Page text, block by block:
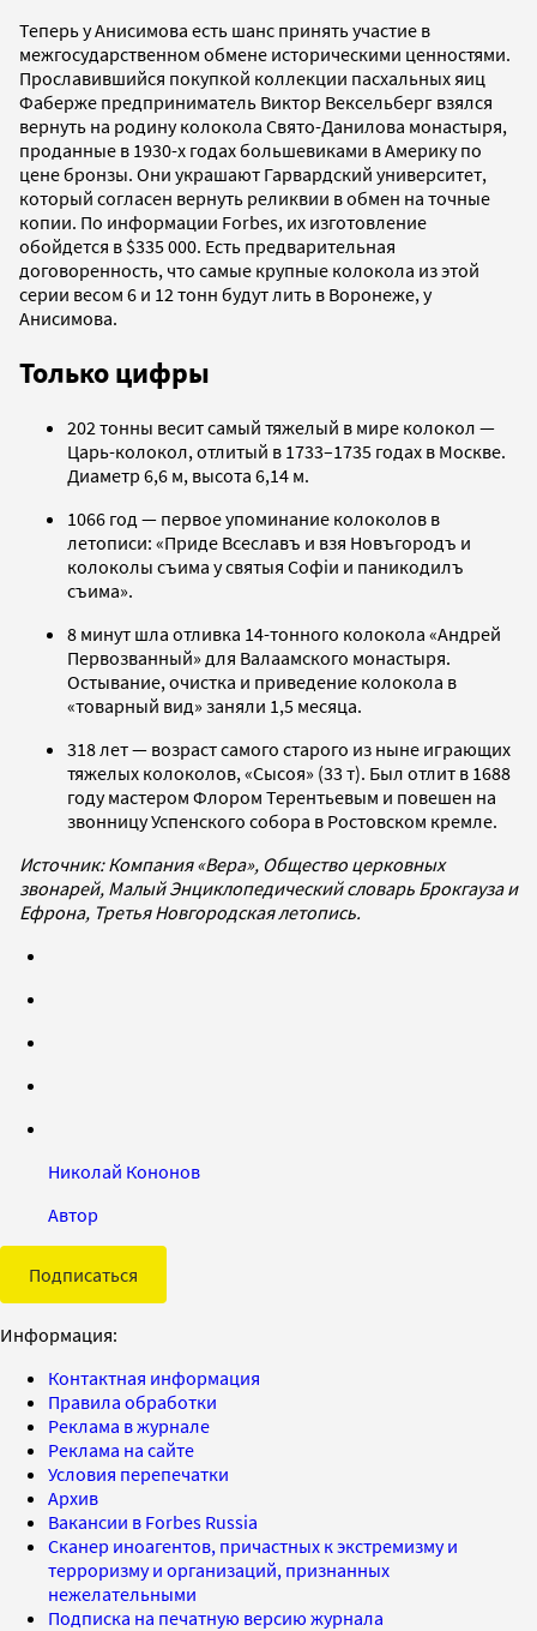
Теперь у Анисимова есть шанс принять участие в
межгосударственном обмене историческими ценностями.
Прославившийся покупкой коллекции пасхальных яиц
Фаберже предприниматель Виктор Вексельберг взялся
вернуть на родину колокола Свято-Данилова монастыря,
проданные в 1930-х годах большевиками в Америку по
цене бронзы. Они украшают Гарвардский университет,
который согласен вернуть реликвии в обмен на точные
копии. По информации Forbes, их изготовление
обойдется в $335 000. Есть предварительная
договоренность, что самые крупные колокола из этой
серии весом 6 и 12 тонн будут лить в Воронеже, у
Анисимова.
Только цифры
202 тонны весит самый тяжелый в мире колокол —
Царь-колокол, отлитый в 1733–1735 годах в Москве.
Диаметр 6,6 м, высота 6,14 м.
1066 год — первое упоминание колоколов в
летописи: «Приде Всеславъ и взя Новъгородъ и
колоколы съима у святыя Софiи и паникодилъ
съима».
8 минут шла отливка 14-тонного колокола «Андрей
Первозванный» для Валаамского монастыря.
Остывание, очистка и приведение колокола в
«товарный вид» заняли 1,5 месяца.
318 лет — возраст самого старого из ныне играющих
тяжелых колоколов, «Сысоя» (33 т). Был отлит в 1688
году мастером Флором Терентьевым и повешен на
звонницу Успенского собора в Ростовском кремле.
Источник: Компания «Вера», Общество церковных
звонарей, Малый Энциклопедический словарь Брокгауза и
Ефрона, Третья Новгородская летопись.
Николай Кононов
Автор
Подписаться
Информация:
Контактная информация
Правила обработки
Реклама в журнале
Реклама на сайте
Условия перепечатки
Архив
Вакансии в Forbes Russia
Сканер иноагентов, причастных к экстремизму и
терроризму и организаций, признанных
нежелательными
Подписка на печатную версию журнала